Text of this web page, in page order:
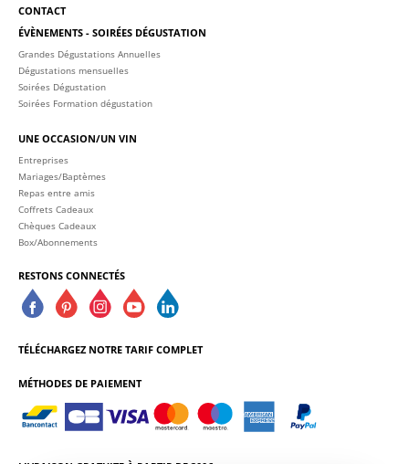
CONTACT
ÉVÈNEMENTS - SOIRÉES DÉGUSTATION
Grandes Dégustations Annuelles
Dégustations mensuelles
Soirées Dégustation
Soirées Formation dégustation
UNE OCCASION/UN VIN
Entreprises
Mariages/Baptèmes
Repas entre amis
Coffrets Cadeaux
Chèques Cadeaux
Box/Abonnements
RESTONS CONNECTÉS
TÉLÉCHARGEZ NOTRE TARIF COMPLET
MÉTHODES DE PAIEMENT